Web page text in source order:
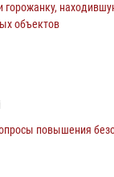
объектов
безопасность
повышения